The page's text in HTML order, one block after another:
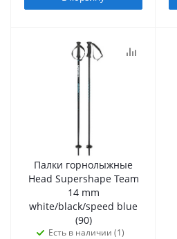
Палки горнолыжные
Head Supershape Team
14 mm
white/black/speed blue
(90)
Есть в наличии (1)